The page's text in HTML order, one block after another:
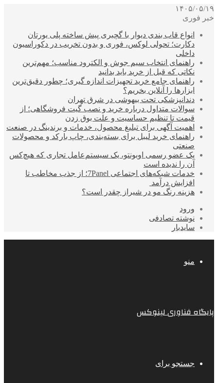
۱۴۰۵/۰۵/۱۹
خبر فوری
انواع قاب بندی دیوار با گچبری پیش ساخته پلی یورتان
دکارت؛ تحولی لوکس، فوری و بدون تخریب در دکوراسیون
داخلی
راهنمای انتخاب سیم جوش و الکترود مناسب؛ مهم‌ترین
نکاتی که قبل از خرید باید بدانید
راهنمای جامع خرید تجهیزات اندازه گیری؛ چطور دقیق‌ترین
ابزارها را آنلاین بخریم؟
دندانپزشکی تحت بیهوشی در شرق تهران
سوالات متداول درباره خرید و نصب گیت فروشگاهی؛ از
قیمت تا تنظیم حساسیت و علت بوق زدن
اهمیت آگهی برای تبلیغ محصول، خدمات و برندینگ در صنعت
راهنمای خرید لیبل برای بسته‌بندی، چاپ بارکد و محصولات
صنعتی
یک عضو رسمی اوبونتو، یک سیستم‌عامل تجاری که هیچ‌کس
آن را ندیده است
خدمات شبکه‌های اجتماعی 7Panel؛ از جذب مخاطب تا
افزایش درآمد
هزینه رنگ مو در شیراز چقدر است؟
ورود
نوشته تصادفی
سایدبار
منو
پایگاه فناوری لینوکس
جستجو برای